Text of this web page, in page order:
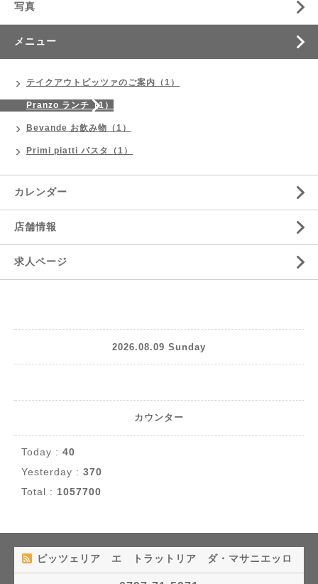
写真
メニュー
テイクアウトピッツァのご案内（1）
Pranzo ランチ（1）
Bevande お飲み物（1）
Primi piatti パスタ（1）
カレンダー
店舗情報
求人ページ
2026.08.09 Sunday
カウンター
Today : 40
Yesterday : 370
Total : 1057700
ピッツェリア エ トラットリア ダ・マサニエッロ